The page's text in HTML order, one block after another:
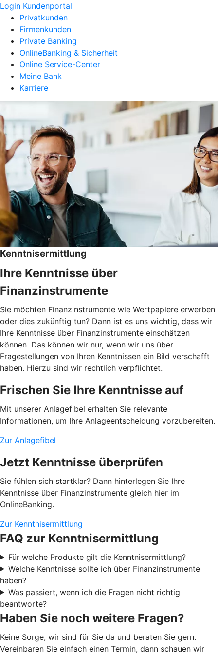
Login Kundenportal
Privatkunden
Firmenkunden
Private Banking
OnlineBanking & Sicherheit
Online Service-Center
Meine Bank
Karriere
Kenntnisermittlung
Ihre Kenntnisse über
Finanzinstrumente
Sie möchten Finanzinstrumente wie Wertpapiere erwerben
oder dies zukünftig tun? Dann ist es uns wichtig, dass wir
Ihre Kenntnisse über Finanzinstrumente einschätzen
können. Das können wir nur, wenn wir uns über
Fragestellungen von Ihren Kenntnissen ein Bild verschafft
haben. Hierzu sind wir rechtlich verpflichtet.
Frischen Sie Ihre Kenntnisse auf
Mit unserer Anlagefibel erhalten Sie relevante
Informationen, um Ihre Anlageentscheidung vorzubereiten.
Zur Anlagefibel
Jetzt Kenntnisse überprüfen
Sie fühlen sich startklar? Dann hinterlegen Sie Ihre
Kenntnisse über Finanzinstrumente gleich hier im
OnlineBanking.
Zur Kenntnisermittlung
FAQ zur Kenntnisermittlung
Für welche Produkte gilt die Kenntnisermittlung?
Welche Kenntnisse sollte ich über Finanzinstrumente
haben?
Was passiert, wenn ich die Fragen nicht richtig
beantworte?
Haben Sie noch weitere Fragen?
Keine Sorge, wir sind für Sie da und beraten Sie gern.
Vereinbaren Sie einfach einen Termin, dann schauen wir